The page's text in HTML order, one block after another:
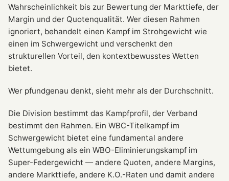
Wahrscheinlichkeit bis zur Bewertung der Markttiefe, der
Margin und der Quotenqualität. Wer diesen Rahmen
ignoriert, behandelt einen Kampf im Strohgewicht wie
einen im Schwergewicht und verschenkt den
strukturellen Vorteil, den kontextbewusstes Wetten
bietet.
Wer pfundgenau denkt, sieht mehr als der Durchschnitt.
Die Division bestimmt das Kampfprofil, der Verband
bestimmt den Rahmen. Ein WBC-Titelkampf im
Schwergewicht bietet eine fundamental andere
Wettumgebung als ein WBO-Eliminierungskampf im
Super-Federgewicht — andere Quoten, andere Margins,
andere Markttiefe, andere K.O.-Raten und damit andere